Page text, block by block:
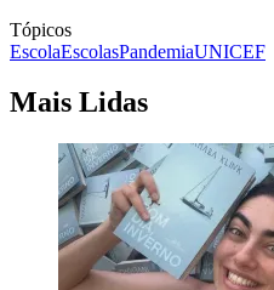
Tópicos
EscolaEscolasPandemiaUNICEF
Mais Lidas